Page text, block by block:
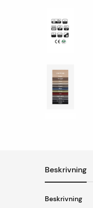
Beskrivning
Beskrivning